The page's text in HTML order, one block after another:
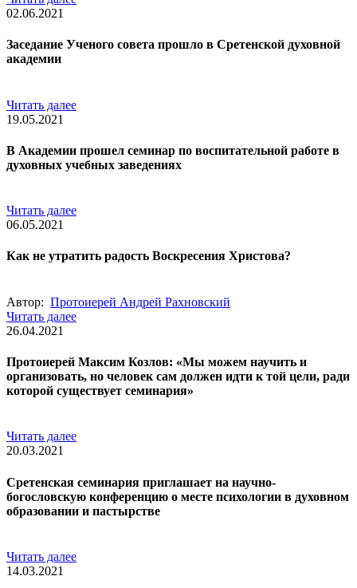
02.06.2021
Заседание Ученого совета прошло в Сретенской духовной
академии
Читать далее
19.05.2021
В Академии прошел семинар по воспитательной работе в
духовных учебных заведениях
Читать далее
06.05.2021
Как не утратить радость Воскресения Христова?
Автор: Протоиерей Андрей Рахновский
Читать далее
26.04.2021
Протоиерей Максим Козлов: «Мы можем научить и
организовать, но человек сам должен идти к той цели, ради
которой существует семинария»
Читать далее
20.03.2021
Сретенская семинария приглашает на научно-
богословскую конференцию о месте психологии в духовном
образовании и пастырстве
Читать далее
14.03.2021